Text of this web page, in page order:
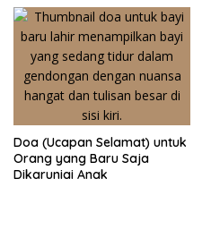
Doa (Ucapan Selamat) untuk
Orang yang Baru Saja
Dikaruniai Anak